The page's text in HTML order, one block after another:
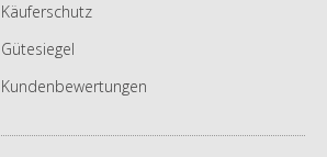
Käuferschutz
Gütesiegel
Kundenbewertungen